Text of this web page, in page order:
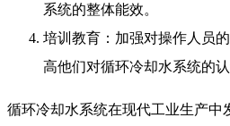
系统的整体能效。
培训教育：加强对操作人员
高他们对循环冷却水系统的认
循环冷却水系统在现代工业生产中